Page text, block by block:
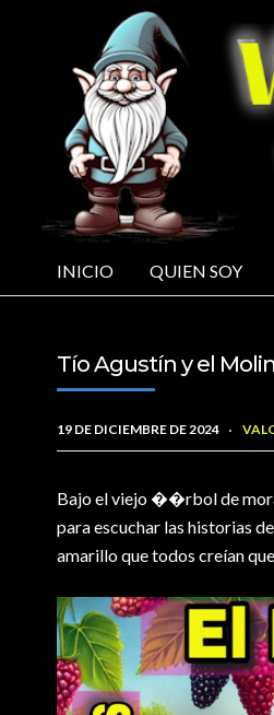
INICIO QUIEN SOY
Tío Agustín y el
19 DE DICIEMBRE DE 2024
Bajo el viejo ��rbol de
para escuchar las historias
amarillo que todos creían